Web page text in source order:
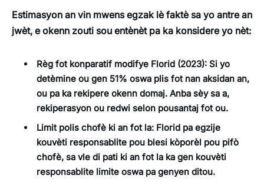
Estimasyon an vin mwens egzak lè faktè sa yo antre an
jwèt, e okenn zouti sou entènèt pa ka konsidere yo nèt:
Règ fot konparatif modifye Florid (2023): Si yo
detèmine ou gen 51% oswa plis fot nan aksidan an,
ou pa ka rekipere okenn domaj. Anba sèy sa a,
rekiperasyon ou redwi selon pousantaj fot ou.
Limit polis chofè ki an fot la: Florid pa egzije
kouvèti responsablite pou blesi kòporèl pou pifò
chofè, sa vle di pati ki an fot la ka gen kouvèti
responsablite limite oswa pa genyen ditou.